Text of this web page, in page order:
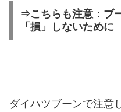
⇒こちらも注意：ブ
「損」しないために
ダイハツブーンで注意